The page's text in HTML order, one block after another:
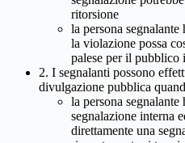
ritorsione
la persona
la violazione possa
palese per il pubblico
2. I segnalanti possono
divulgazione pubblica
la persona
segnalazione interna
direttamente una